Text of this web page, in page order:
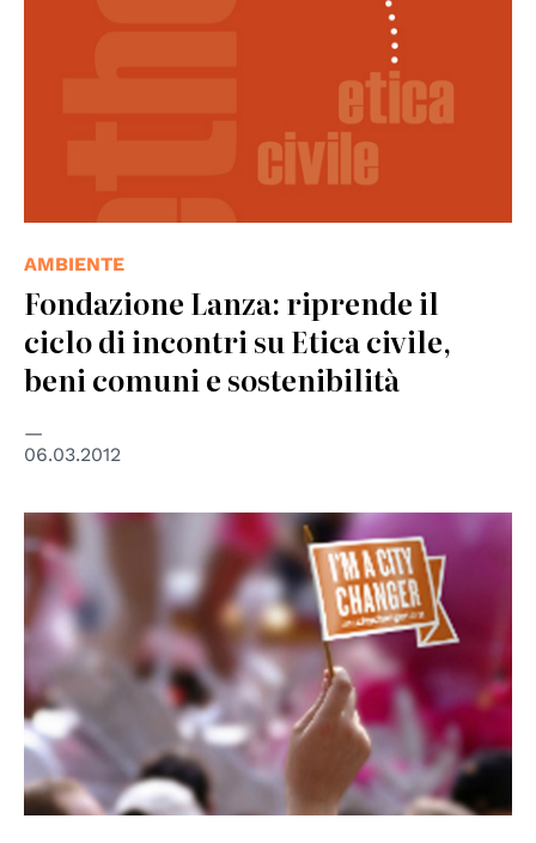
AMBIENTE
Fondazione Lanza: riprende il
ciclo di incontri su Etica civile,
beni comuni e sostenibilità
06.03.2012